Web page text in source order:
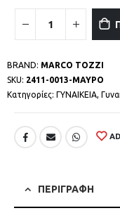
BRAND: MARCO TOZZI
SKU: 2411-0013-ΜΑΥΡΟ
Κατηγορίες: ΓΥΝΑΙΚΕΙΑ,
ΠΕΡΙΓΡΑΦΗ